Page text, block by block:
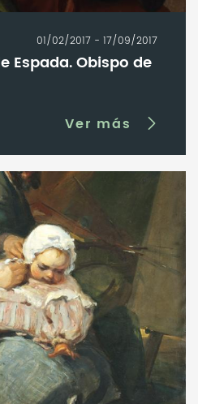
01/02/2017 - 17/09/2017
Espada. Obispo de
Ver más